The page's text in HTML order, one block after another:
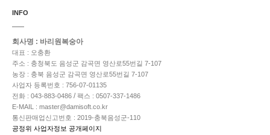
INFO
회사명 : 바리원복숭아
대표 : 오충환
주소 : 충청북도 음성군 감곡면 영산로55번길 7-107
농장 : 충북 음성군 감곡면 영산로55번길 7-107
사업자 등록번호 : 756-07-01135
전화 : 043-883-0486 /팩스 : 0507-337-1486
E-MAIL : master@damisoft.co.kr
통신판매업신고번호 : 2019-충북음성군-110
공정위 사업자정보 공개페이지